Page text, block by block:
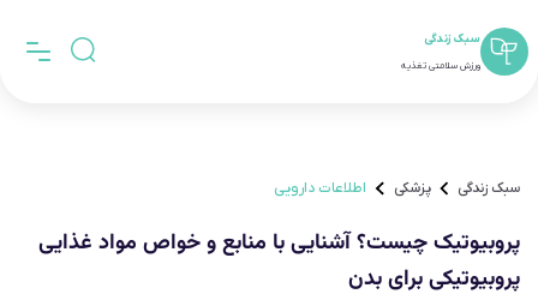
سبک زندگی
ورزش سلامتی تغذیه
سبک زندگی پزشکی اطلاعات دارویی
پروبیوتیک چیست؟ آشنایی با منابع و خواص مواد غذایی
پروبیوتیکی برای بدن